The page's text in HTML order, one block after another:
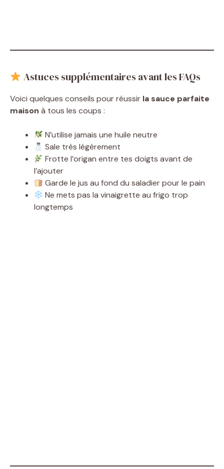
Astuces supplémentaires avant les FAQs
Voici quelques conseils pour réussir la sauce parfaite
maison à tous les coups :
N’utilise jamais une huile neutre
Sale très légèrement
Frotte l’origan entre tes doigts avant de
l’ajouter
Garde le jus au fond du saladier pour le pain
Ne mets pas la vinaigrette au frigo trop
longtemps